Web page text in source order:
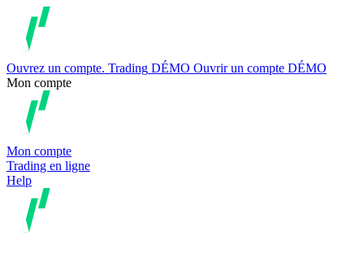
Ouvrez un compte. Trading DÉMO Ouvrir un compte DÉMO
Mon compte
Mon compte
Trading en ligne
Help